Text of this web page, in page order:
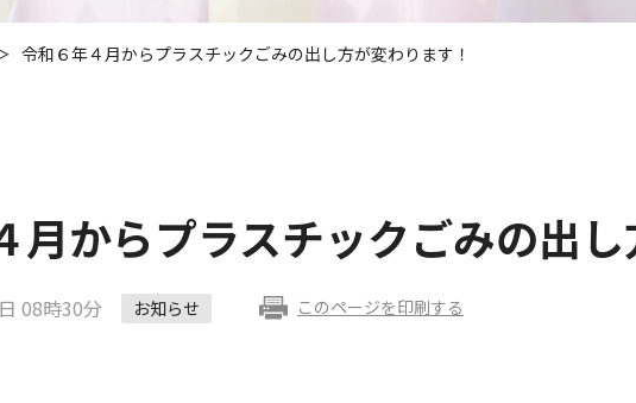
令和６年４月からプラスチックごみの出し方が変わります！
月からプラスチックごみの出し
08時30分 お知らせ このページを印刷する